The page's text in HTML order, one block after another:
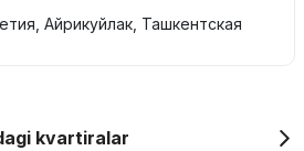
Айрикуйлак, Ташкентская
kvartiralar